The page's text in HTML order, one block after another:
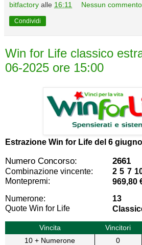
bitfactory alle 16:11 Nessun
Condividi
Win for Life classico
06-2025 ore 15:00
Estrazione Win for Life del 6
Numero Concorso: 2661
Combinazione vincente:
2 5 7
Montepremi:
969,80
Numerone:
13
Quote Win for Life
Vincita Vincitori
10 + Numerone
0